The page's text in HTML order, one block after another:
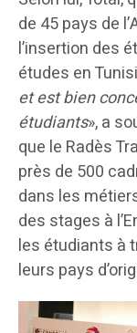
de 45 pays de
l’insertion des
études en
et est bien
étudiants», a
que le Radès
près de 500
dans les
des stages à
les étudiants à
leurs pays